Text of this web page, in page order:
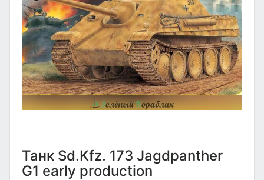
Танк Sd.Kfz. 173 Jagdpanther
G1 early production